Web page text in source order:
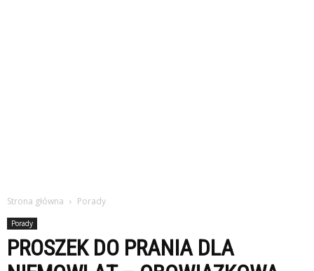
Strona główna Porady
Porady
PROSZEK DO PRANIA DLA